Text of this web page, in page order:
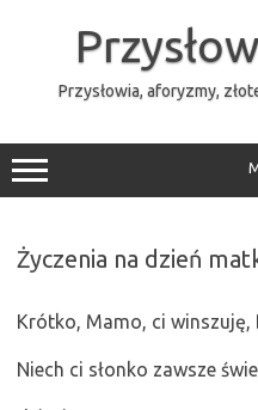
Przysłowia, aforyzmy,
Życzenia na dzień
Krótko, Mamo, ci winszuję,
Niech ci słonko zawsze